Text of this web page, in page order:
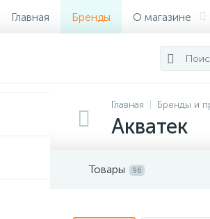
Главная Бренды О магазине
Главная Бренды и
Акватек
Товары 96